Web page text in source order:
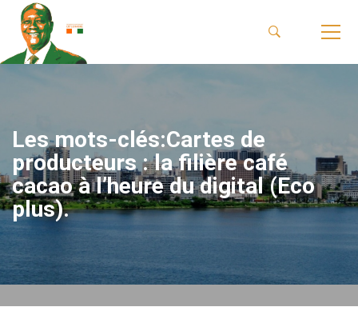
Les mots-clés:Cartes de
producteurs : la filière café
cacao à l’heure du digital (Eco
plus).